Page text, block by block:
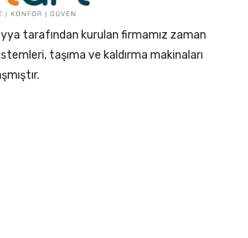
tarafından kurulan firmamız zaman
taşıma ve kaldırma makinaları